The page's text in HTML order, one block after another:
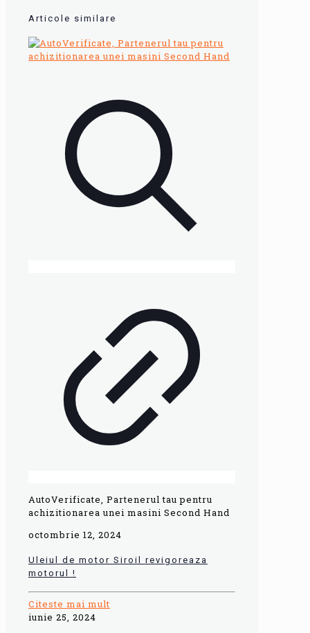
Articole similare
AutoVerificate, Partenerul tau pentru
achizitionarea unei masini Second Hand
octombrie 12, 2024
Uleiul de motor Siroil revigoreaza
motorul !
Citeste mai mult
iunie 25, 2024